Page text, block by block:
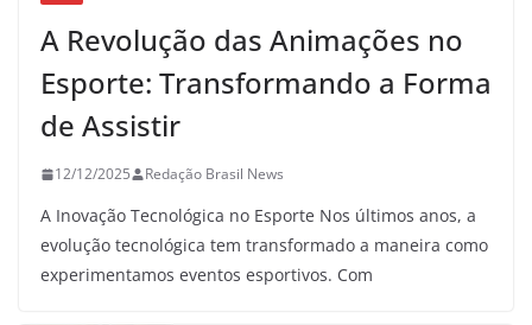
A Revolução das Animações no
Esporte: Transformando a Forma
de Assistir
12/12/2025 Redação Brasil News
A Inovação Tecnológica no Esporte Nos últimos anos, a
evolução tecnológica tem transformado a maneira como
experimentamos eventos esportivos. Com